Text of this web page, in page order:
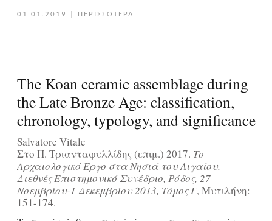
01.01.2019 ΠΕΡΙΣΣΟΤΕΡΑ
The Koan ceramic assemblage during
the Late Bronze Age: classification,
chronology, typology, and significance
Salvatore Vitale
Στο Π. Τριανταφυλλίδης (επιμ.) 2017. Το
Αρχαιολογικό Έργο στα Νησιά του Αιγαίου.
Διεθνές Επιστημονικό Συνέδριο, Ρόδος, 27
Νοεμβρίου-1 Δεκεμβρίου 2013, Τόμος Γ, Μυτιλήνη:
151-174.